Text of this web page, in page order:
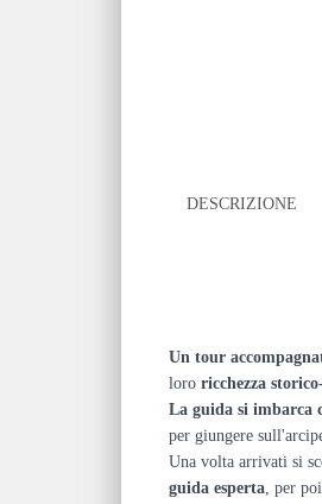
DESCRIZIONE
Un tour
loro ricchezza
La guida si imbarca
per giungere
Una volta arrivati si
guida esperta, per